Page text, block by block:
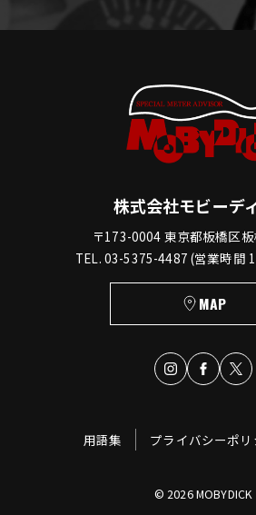
株式会社モビーデ
〒173-0004 東京都板橋区
TEL. 03-5375-4487 (営業時間
MAP
用語集 プライバシーポリ
© 2026 MOBYDICK